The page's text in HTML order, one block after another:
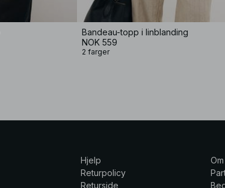
Bandeau-topp i linblanding
NOK 559
2 farger
Hjelp
Returpolicy
Returside